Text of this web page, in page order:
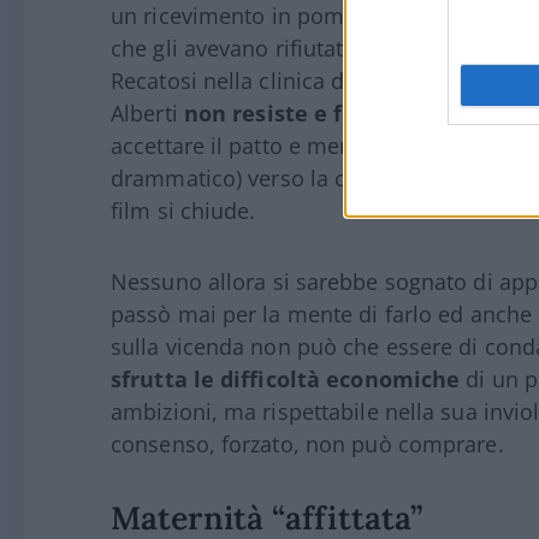
un ricevimento in pompa magna con il
che gli avevano rifiutato gli aiuti) viene
Recatosi nella clinica di proprietà del
Alberti non resiste e fugge
, ma
accettare il patto e mentre si avvia
drammatico) verso la clinica per
film si chiude.
Nessuno allora si sarebbe sognato di
passò mai per la mente di farlo ed
sulla vicenda non può che essere di
sfrutta le difficoltà economiche di un
ambizioni, ma rispettabile nella sua
consenso, forzato, non può comprare.
Maternità “affittata”